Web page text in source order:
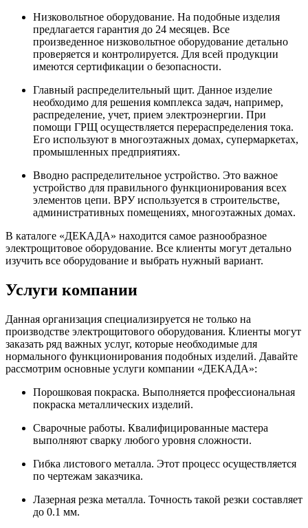
Низковольтное оборудование. На подобные изделия
предлагается гарантия до 24 месяцев. Все
произведенное низковольтное оборудование детально
проверяется и контролируется. Для всей продукции
имеются сертификации о безопасности.
Главный распределительный щит. Данное изделие
необходимо для решения комплекса задач, например,
распределение, учет, прием электроэнергии. При
помощи ГРЩ осуществляется перераспределения тока.
Его используют в многоэтажных домах, супермаркетах,
промышленных предприятиях.
Вводно распределительное устройство. Это важное
устройство для правильного функционирования всех
элементов цепи. ВРУ используется в строительстве,
административных помещениях, многоэтажных домах.
В каталоге «ДЕКАДА» находится самое разнообразное
электрощитовое оборудование. Все клиенты могут детально
изучить все оборудование и выбрать нужный вариант.
Услуги компании
Данная организация специализируется не только на
производстве электрощитового оборудования. Клиенты могут
заказать ряд важных услуг, которые необходимые для
нормального функционирования подобных изделий. Давайте
рассмотрим основные услуги компании «ДЕКАДА»:
Порошковая покраска. Выполняется профессиональная
покраска металлических изделий.
Сварочные работы. Квалифицированные мастера
выполняют сварку любого уровня сложности.
Гибка листового металла. Этот процесс осуществляется
по чертежам заказчика.
Лазерная резка металла. Точность такой резки составляет
до 0.1 мм.